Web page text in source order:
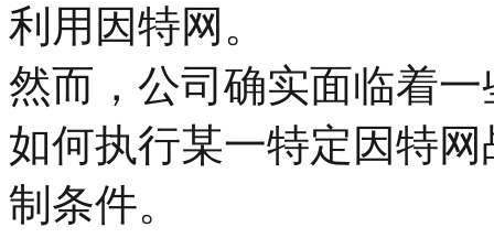
利用因特网。
然而，公司确实面临着
如何执行某一特定因特
制条件。